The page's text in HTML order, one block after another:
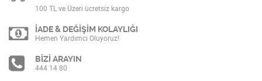
100 TL ve Üzeri ücretsiz kargo
İADE & DEĞİŞİM KOLAYLIĞI
Hemen Yardımcı Oluyoruz!
BİZİ ARAYIN
444 14 80